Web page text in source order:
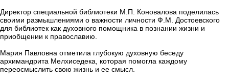
Директор специальной библиотеки М.П. Коновалова поделилась
своими размышлениями о важности личности Ф.М. Достоевского
для библиотек как духовного помощника в познании жизни и
приобщении к православию.
Мария Павловна отметила глубокую духовную беседу
архимандрита Мелхиседека, которая помогла каждому
переосмыслить свою жизнь и ее смысл.